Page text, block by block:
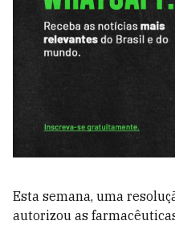
Esta semana, uma
autorizou as